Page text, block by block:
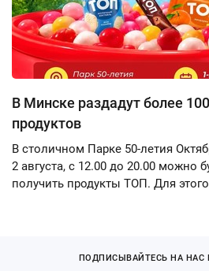
В Минске раздадут более
продуктов
В столичном Парке 50-летия
2 августа, с 12.00 до 20.00 можно
получить продукты ТОП. Для
ПОДПИСЫВАЙТЕСЬ НА НАС